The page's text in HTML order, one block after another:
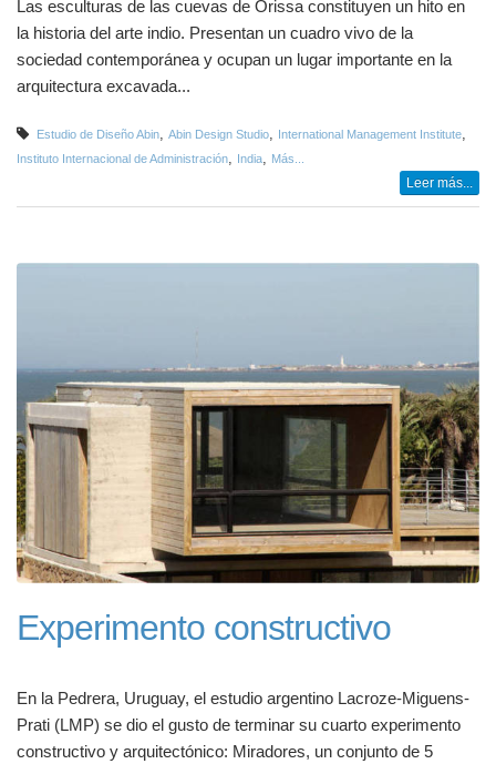
Las esculturas de las cuevas de Orissa constituyen un hito en
la historia del arte indio. Presentan un cuadro vivo de la
sociedad contemporánea y ocupan un lugar importante en la
arquitectura excavada...
Estudio de Diseño Abin, Abin Design Studio, International Management Institute,
Instituto Internacional de Administración, India, Más...
Leer más...
Experimento constructivo
En la Pedrera, Uruguay, el estudio argentino Lacroze-Miguens-
Prati (LMP) se dio el gusto de terminar su cuarto experimento
constructivo y arquitectónico: Miradores, un conjunto de 5